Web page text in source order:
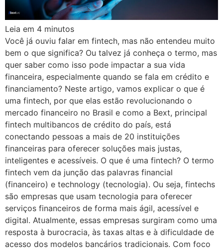
Leia em 4 minutos
Você já ouviu falar em fintech, mas não entendeu muito
bem o que significa? Ou talvez já conheça o termo, mas
quer saber como isso pode impactar a sua vida
financeira, especialmente quando se fala em crédito e
financiamento? Neste artigo, vamos explicar o que é
uma fintech, por que elas estão revolucionando o
mercado financeiro no Brasil e como a Bext, principal
fintech multibancos de crédito do país, está
conectando pessoas a mais de 20 instituições
financeiras para oferecer soluções mais justas,
inteligentes e acessíveis. O que é uma fintech? O termo
fintech vem da junção das palavras financial
(financeiro) e technology (tecnologia). Ou seja, fintechs
são empresas que usam tecnologia para oferecer
serviços financeiros de forma mais ágil, acessível e
digital. Atualmente, essas empresas surgiram como uma
resposta à burocracia, às taxas altas e à dificuldade de
acesso dos modelos bancários tradicionais. Com foco